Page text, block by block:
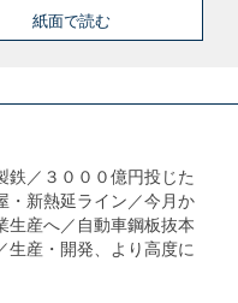
紙面で読む
鉄／３０００億円投じた
・新熱延ライン／今月か
生産へ／自動車鋼板抜本
生産・開発、より高度に